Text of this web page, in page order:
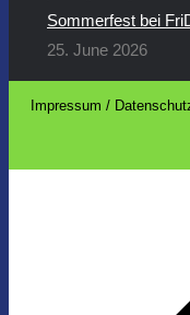
Sommerfest bei
25. June 2026
Impressum /